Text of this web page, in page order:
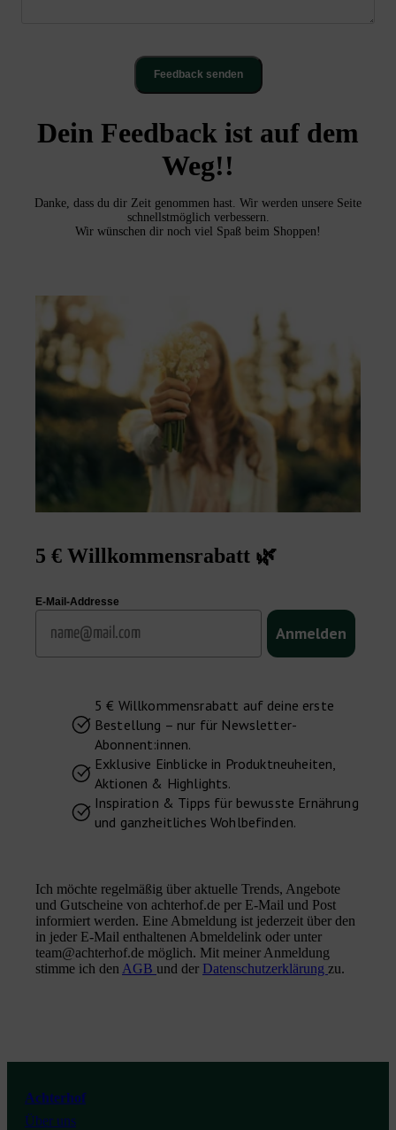
Feedback senden
Dein Feedback ist auf dem
Weg!!
Danke, dass du dir Zeit genommen hast. Wir werden unsere Seite
schnellstmöglich verbessern.
Wir wünschen dir noch viel Spaß beim Shoppen!
5 € Willkommensrabatt 🌿
E-Mail-Addresse
Email
Anmelden
5 € Willkommensrabatt auf deine erste
Bestellung – nur für Newsletter-
Abonnent:innen.
Exklusive Einblicke in Produktneuheiten,
Aktionen & Highlights.
Inspiration & Tipps für bewusste Ernährung
und ganzheitliches Wohlbefinden.
Ich möchte regelmäßig über aktuelle Trends, Angebote
und Gutscheine von achterhof.de per E-Mail und Post
informiert werden. Eine Abmeldung ist jederzeit über den
in jeder E-Mail enthaltenen Abmeldelink oder unter
team@achterhof.de möglich. Mit meiner Anmeldung
stimme ich den AGB und der Datenschutzerklärung zu.
Instagram
Achterhof
Über uns